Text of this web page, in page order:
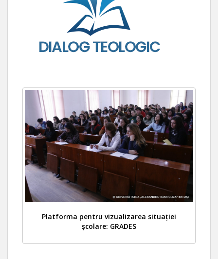
Platforma pentru vizualizarea situației
școlare: GRADES